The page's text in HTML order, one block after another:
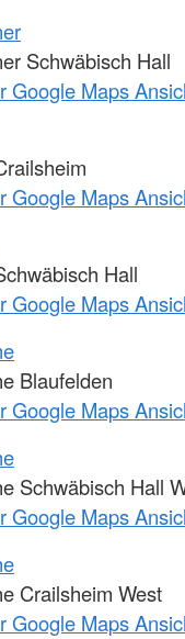
Schwäbisch Hall
Google Maps
Google Maps
Hall
Google Maps
Blaufelden
Google Maps
Schwäbisch Hall
Google Maps
Crailsheim West
Google Maps